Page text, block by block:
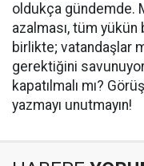
oldukça gündemde.
azalması, tüm
birlikte; vatandaşlar
gerektiğini
kapatılmalı mı?
yazmayı unutmayın!